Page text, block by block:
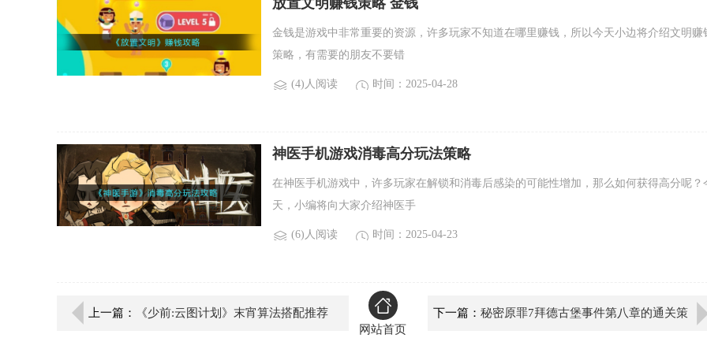
放置文明赚钱策略 金钱
金钱是游戏中非常重要的资源，许多玩家不知道在哪里赚钱，所以今天小边将介绍文明赚
策略，有需要的朋友不要错
(4)人阅读 时间：2025-04-28
神医手机游戏消毒高分玩法策略
在神医手机游戏中，许多玩家在解锁和消毒后感染的可能性增加，那么如何获得高分呢？
天，小编将向大家介绍神医手
(6)人阅读 时间：2025-04-23
上一篇：
《少前:云图计划》末宵算法搭配推荐
网站首页
下一篇： 秘密原罪7拜德古堡事件第八章的通关策